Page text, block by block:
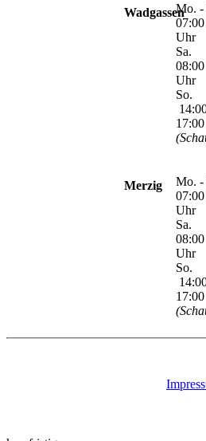
WadgassenMo.
Uhr
Uhr
Merzig
Mo.
Uhr
Uhr